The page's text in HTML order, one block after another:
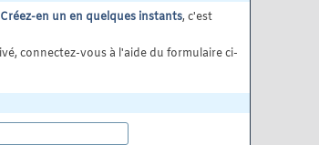
Créez-en un en quelques instants, c'est
connectez-vous à l'aide du formulaire ci-